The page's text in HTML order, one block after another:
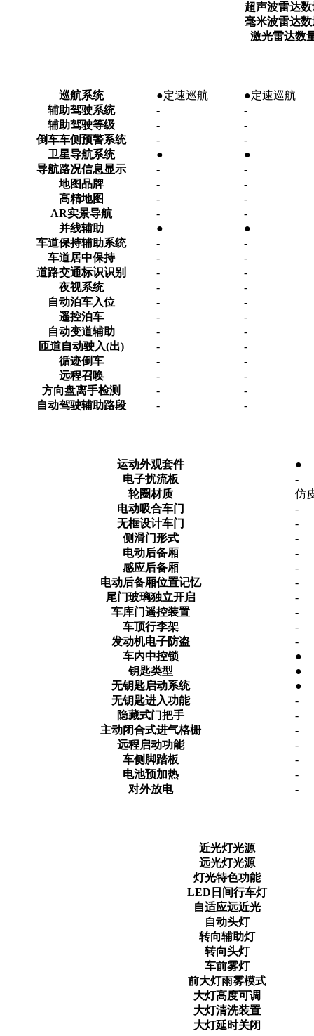
超声波雷达数
毫米波雷达数
激光雷达数
巡航系统 ●定速巡航
●定速巡航
辅助驾驶系统
-
-
辅助驾驶等级
-
-
倒车车侧预警系统
-
-
卫星导航系统
●
●
导航路况信息显示
-
-
地图品牌
-
-
高精地图
-
-
AR实景导航
-
-
并线辅助
●
●
车道保持辅助系统
-
-
车道居中保持
-
-
道路交通标识识别
-
-
夜视系统
-
-
自动泊车入位
-
-
遥控泊车
-
-
自动变道辅助
-
-
匝道自动驶入(出)
-
-
循迹倒车
-
-
远程召唤
-
-
方向盘离手检测
-
-
自动驾驶辅助路段
- -
运动外观套件
●
电子扰流板
-
轮圈材质
仿
电动吸合车门
-
无框设计车门
-
侧滑门形式
-
电动后备厢
-
感应后备厢
-
电动后备厢位置记忆
-
尾门玻璃独立开启
-
车库门遥控装置
-
车顶行李架
-
发动机电子防盗
-
车内中控锁
●
钥匙类型
●
无钥匙启动系统
●
无钥匙进入功能
-
隐藏式门把手
-
主动闭合式进气格栅
-
远程启动功能
-
车侧脚踏板
-
电池预加热
-
对外放电
-
近光灯光源
远光灯光源
灯光特色功能
LED日间行车灯
自适应远近光
自动头灯
转向辅助灯
转向头灯
车前雾灯
前大灯雨雾模式
大灯高度可调
大灯清洗装置
大灯延时关闭